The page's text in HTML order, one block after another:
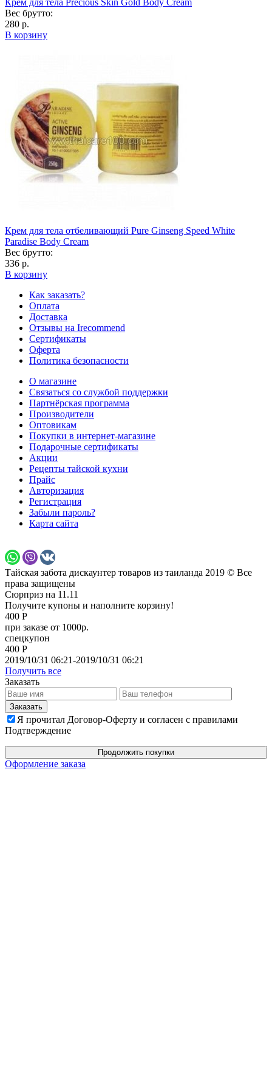
Вес брутто:
280 р.
В корзину
Крем для тела отбеливающий Pure Ginseng Speed White
Paradise Body Cream
Вес брутто:
336 р.
В корзину
Как заказать?
Оплата
Доставка
Отзывы на Irecommend
Сертификаты
Оферта
Политика безопасности
О магазине
Связаться со службой поддержки
Партнёрская программа
Производители
Оптовикам
Покупки в интернет-магазине
Подарочные сертификаты
Акции
Рецепты тайской кухни
Прайс
Авторизация
Регистрация
Забыли пароль?
Карта сайта
Тайская забота дискаунтер товаров из таиланда 2019 © Все
права защищены
Сюрприз на 11.11
Получите купоны и наполните корзину!
400 Р
при заказе от 1000р.
спецкупон
400 Р
2019/10/31 06:21-2019/10/31 06:21
Получить все
Заказать
Я прочитал Договор-Оферту и согласен с правилами
Подтверждение
Продолжить покупки
Оформление заказа